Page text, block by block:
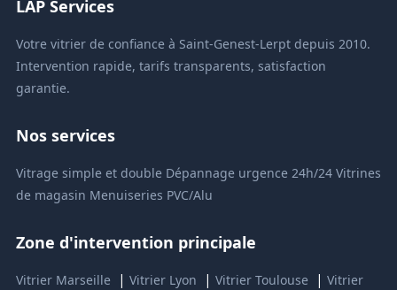
LAP Services
Votre vitrier de confiance à Saint-Genest-Lerpt depuis 2010.
Intervention rapide, tarifs transparents, satisfaction
garantie.
Nos services
Vitrage simple et double Dépannage urgence 24h/24 Vitrines
de magasin Menuiseries PVC/Alu
Zone d'intervention principale
Vitrier Marseille | Vitrier Lyon | Vitrier Toulouse | Vitrier